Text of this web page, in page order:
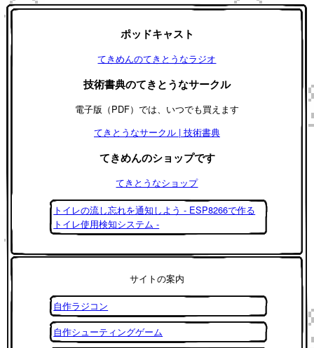
ポッドキャスト
てきめんのてきとうなラジオ
技術書典のてきとうなサークル
電子版（PDF）では、いつでも買えます
てきとうなサークル | 技術書典
てきめんのショップです
てきとうなショップ
トイレの流し忘れを通知しよう - ESP8266で作る
トイレ使用検知システム -
サイトの案内
自作ラジコン
自作シューティングゲーム